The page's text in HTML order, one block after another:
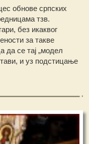
обнове српских
тзв.
без икаквог
за такве
да се тај „модел
и уз подстицање